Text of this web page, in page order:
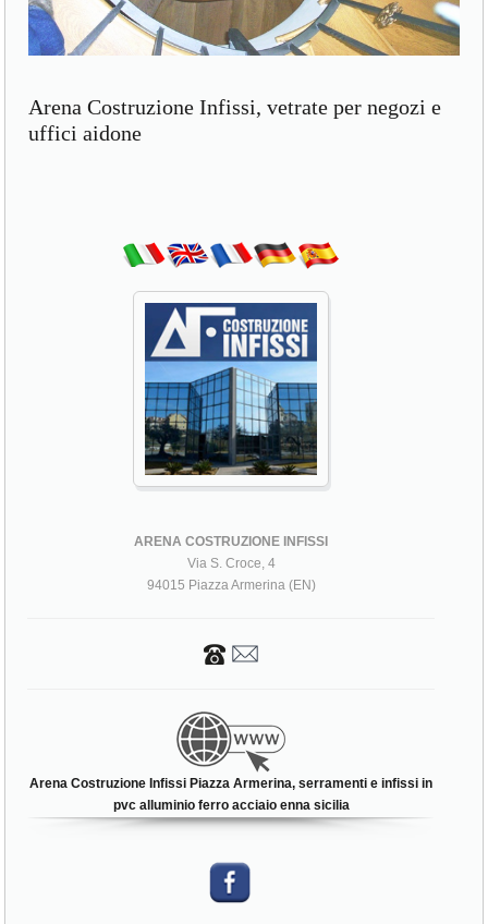
Arena Costruzione Infissi, vetrate per negozi e
uffici aidone
ARENA COSTRUZIONE INFISSI
Via S. Croce, 4
94015 Piazza Armerina (EN)
Arena Costruzione Infissi Piazza Armerina, serramenti e infissi in
pvc alluminio ferro acciaio enna sicilia